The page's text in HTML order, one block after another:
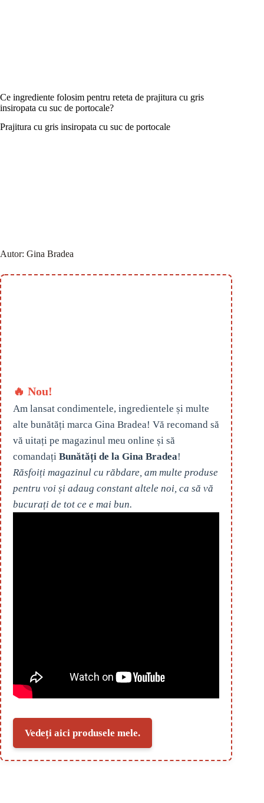
Ce ingrediente folosim pentru reteta de prajitura cu gris
insiropata cu suc de portocale?
Prajitura cu gris insiropata cu suc de portocale
Autor: Gina Bradea
🔥 Nou!
Am lansat condimentele, ingredientele și multe
alte bunătăți marca Gina Bradea! Vă recomand să
vă uitați pe magazinul meu online și să
comandați Bunătăți de la Gina Bradea!
Răsfoiți magazinul cu răbdare, am multe produse
pentru voi și adaug constant altele noi, ca să vă
bucurați de tot ce e mai bun.
Vedeți aici produsele mele.